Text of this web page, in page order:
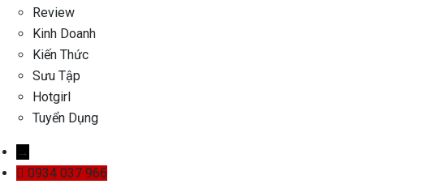
Review
Kinh Doanh
Kiến Thức
Sưu Tập
Hotgirl
Tuyển Dụng
→
0934 037 966